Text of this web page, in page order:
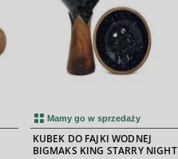
Mamy go w sprzedaży
KUBEK DO FAJKI WODNEJ
BIGMAKS KING STARRY NIGHT